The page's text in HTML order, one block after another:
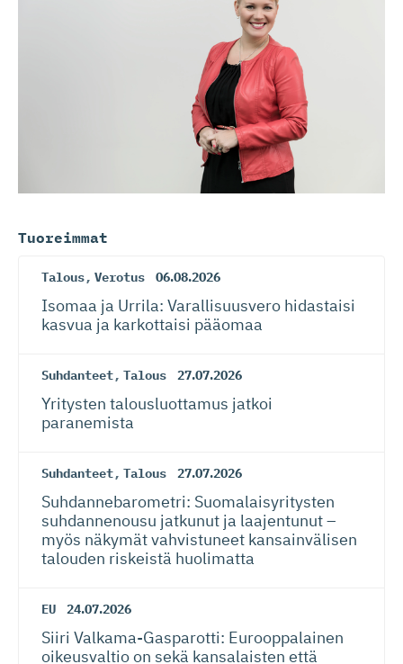
Tuoreimmat
Talous, Verotus 06.08.2026
Isomaa ja Urrila: Varallisuusvero hidastaisi
kasvua ja karkottaisi pääomaa
Suhdanteet, Talous 27.07.2026
Yritysten talousluottamus jatkoi
paranemista
Suhdanteet, Talous 27.07.2026
Suhdanneba­ro­metri: Suomalaisy­ri­tysten
suhdannenousu jatkunut ja laajentunut –
myös näkymät vahvistuneet kansainvälisen
talouden riskeistä huolimatta
EU 24.07.2026
Siiri Valkama-Gas­pa­rotti: Eurooppalainen
oikeusvaltio on sekä kansalaisten että